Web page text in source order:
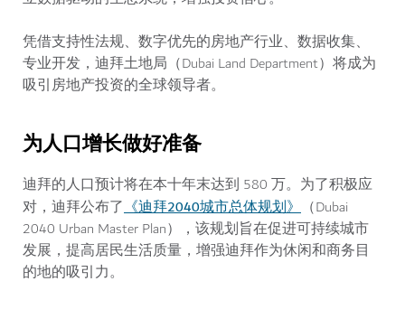
凭借支持性法规、数字优先的房地产行业、数据收集、
专业开发，迪拜土地局（Dubai Land Department）将成为
吸引房地产投资的全球领导者。
为人口增长做好准备
迪拜的人口预计将在本十年末达到 580 万。为了积极应
对，迪拜公布了《迪拜2040城市总体规划》 （Dubai
2040 Urban Master Plan），该规划旨在促进可持续城市
发展，提高居民生活质量，增强迪拜作为休闲和商务目
的地的吸引力。